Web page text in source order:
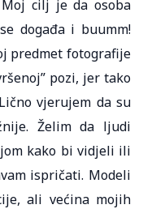
cilj je da osoba
događa i buumm!
predmet fotografije
pozi, jer tako
vjerujem da su
Želim da ljudi
kako bi vidjeli ili
ispričati. Modeli
ali većina mojih